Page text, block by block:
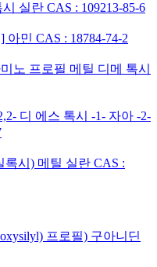
실란 CAS : 109213-85-6
민 CAS : 18784-74-2
노 프로필 메틸 디메 톡시
디 에스 톡시 -1- 자아 -2-
시) 메틸 실란 CAS :
프로필) 구아니딘